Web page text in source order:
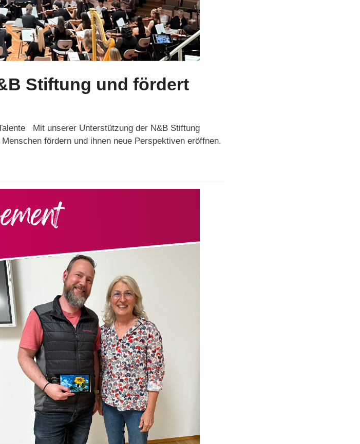
Stiftung und fördert
Mit unserer Unterstützung der N&B Stiftung
fördern und ihnen neue Perspektiven eröffnen.